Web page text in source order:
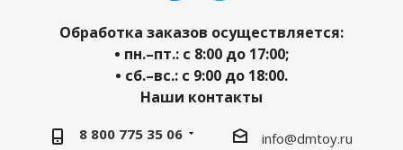
Обработка заказов осуществляется:
• пн.–пт.: с 8:00 до 17:00;
• сб.–вс.: с 9:00 до 18:00.
Наши контакты
8 800 775 35 06 info@dmtoy.ru